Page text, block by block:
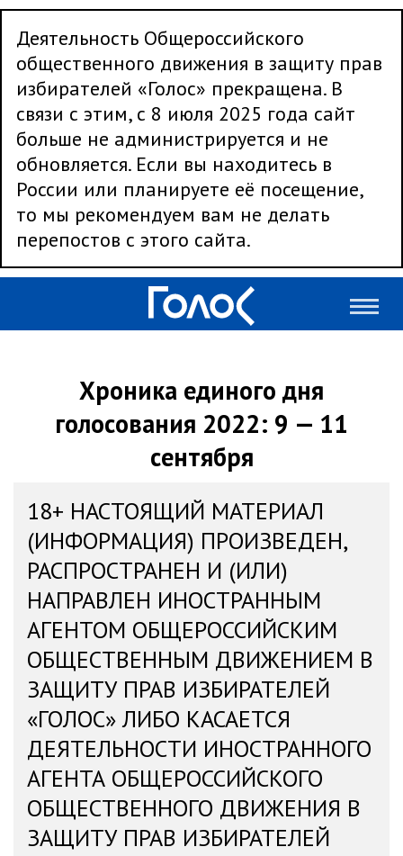
Деятельность Общероссийского
общественного движения в защиту прав
избирателей «Голос» прекращена. В
связи с этим, с 8 июля 2025 года сайт
больше не администрируется и не
обновляется. Если вы находитесь в
России или планируете её посещение,
то мы рекомендуем вам не делать
перепостов с этого сайта.
Хроника единого дня
голосования 2022: 9 — 11
сентября
18+ НАСТОЯЩИЙ МАТЕРИАЛ
(ИНФОРМАЦИЯ) ПРОИЗВЕДЕН,
РАСПРОСТРАНЕН И (ИЛИ)
НАПРАВЛЕН ИНОСТРАННЫМ
АГЕНТОМ ОБЩЕРОССИЙСКИМ
ОБЩЕСТВЕННЫМ ДВИЖЕНИЕМ В
ЗАЩИТУ ПРАВ ИЗБИРАТЕЛЕЙ
«ГОЛОС» ЛИБО КАСАЕТСЯ
ДЕЯТЕЛЬНОСТИ ИНОСТРАННОГО
АГЕНТА ОБЩЕРОССИЙСКОГО
ОБЩЕСТВЕННОГО ДВИЖЕНИЯ В
ЗАЩИТУ ПРАВ ИЗБИРАТЕЛЕЙ